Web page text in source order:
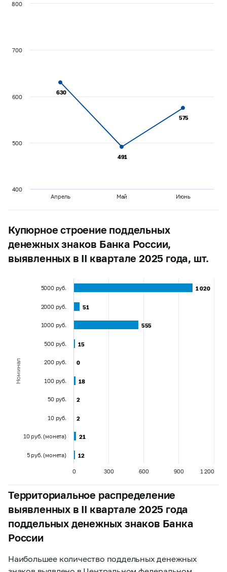
630
630
491
491
575
575
Апрель Май Июнь
400
500
600
700
800
Купюрное строение поддельных
денежных знаков Банка России,
выявленных в II квартале 2025 года, шт.
Номинал
1 020
1 020
51
51
555
555
15
15
0
0
18
18
2
2
2
2
21
21
12
12
5000 руб.
2000 руб.
1000 руб.
500 руб.
200 руб.
100 руб.
50 руб.
10 руб.
10 руб. (монета)
5 руб. (монета)
0 300 600 900 1 200
Территориальное распределение
выявленных в II квартале 2025 года
поддельных денежных знаков Банка
России
Наибольшее количество поддельных денежных